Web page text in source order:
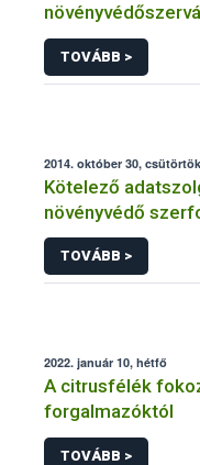
kapcsolatos
TOVÁBB >
2014. október 30, csütörtök
Kötelező
növényvédő
TOVÁBB >
2022. január 10, hétfő
A citrusfélék
forgalmazóktól
TOVÁBB >